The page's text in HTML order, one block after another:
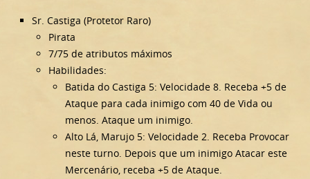
Sr. Castiga (Protetor Raro)
Pirata
7/75 de atributos máximos
Habilidades:
Batida do Castiga 5: Velocidade 8. Receba +5 de
Ataque para cada inimigo com 40 de Vida ou
menos. Ataque um inimigo.
Alto Lá, Marujo 5: Velocidade 2. Receba Provocar
neste turno. Depois que um inimigo Atacar este
Mercenário, receba +5 de Ataque.